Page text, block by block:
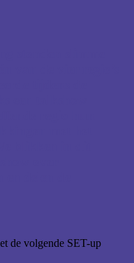
de volgende SET-up